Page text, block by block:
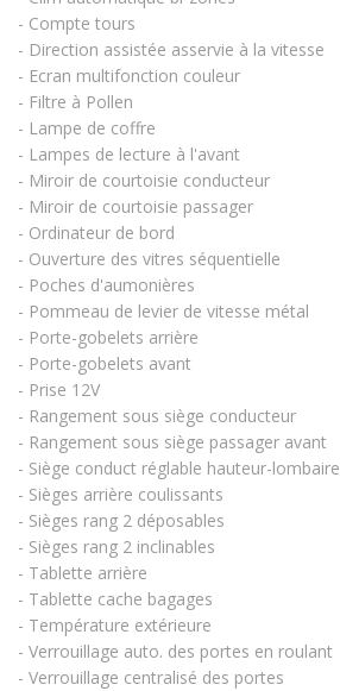
- Compte tours
- Direction assistée asservie à la vitesse
- Ecran multifonction couleur
- Filtre à Pollen
- Lampe de coffre
- Lampes de lecture à l'avant
- Miroir de courtoisie conducteur
- Miroir de courtoisie passager
- Ordinateur de bord
- Ouverture des vitres séquentielle
- Poches d'aumonières
- Pommeau de levier de vitesse métal
- Porte-gobelets arrière
- Porte-gobelets avant
- Prise 12V
- Rangement sous siège conducteur
- Rangement sous siège passager avant
- Siège conduct réglable hauteur-lombaire
- Sièges arrière coulissants
- Sièges rang 2 déposables
- Sièges rang 2 inclinables
- Tablette arrière
- Tablette cache bagages
- Température extérieure
- Verrouillage auto. des portes en roulant
- Verrouillage centralisé des portes